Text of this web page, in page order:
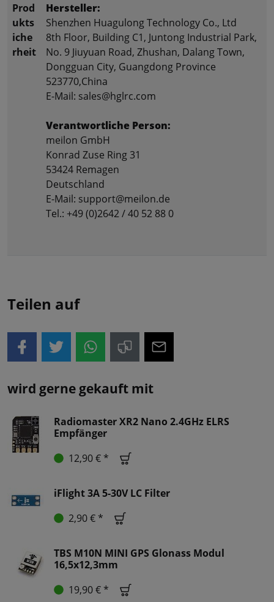
Prod
ukts
iche
rheit
Hersteller:
Shenzhen Huagulong Technology Co., Ltd
8th Floor, Building C1, Juntong Industrial Park,
No. 9 Jiuyuan Road, Zhushan, Dalang Town,
Dongguan City, Guangdong Province
523770,China
E-Mail: sales@hglrc.com
Verantwortliche Person:
meilon GmbH
Konrad Zuse Ring 31
53424 Remagen
Deutschland
E-Mail: support@meilon.de
Tel.: +49 (0)2642 / 40 52 88 0
Teilen auf
wird gerne gekauft mit
Radiomaster XR2 Nano 2.4GHz ELRS
Empfänger
12,90 € *
iFlight 3A 5-30V LC Filter
2,90 € *
TBS M10N MINI GPS Glonass Modul
16,5x12,3mm
19,90 € *